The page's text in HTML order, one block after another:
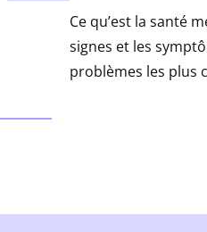
Ce qu’est la santé
signes et les
problèmes les plus